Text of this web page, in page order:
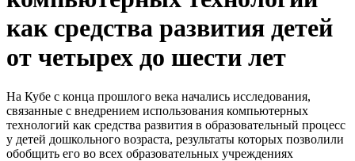
как средства развития детей
от четырех до шести лет
На Кубе с конца прошлого века начались исследования,
связанные с внедрением использования компьютерных
технологий как средства развития в образовательный процесс
у детей дошкольного возраста, результаты которых позволили
обобщить его во всех образовательных учреждениях